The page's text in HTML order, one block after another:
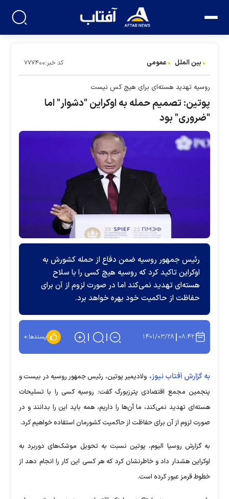
بین الملل عمومی کد خبر:۷۷۷۴۰۰
روسیه تهدید هسته‌ای برای هیچ کس نیست
پوتین: تصمیم حمله به اوکراین "دشوار" اما
"ضروری" بود
رئیس جمهور روسیه ضمن دفاع از حمله کشورش به
اوکراین تاکید کرد که روسیه هیچ کسی را با سلاح
هسته‌ای تهدید نمی‌کند اما در صورت لزوم از آن برای
حفاظت از حاکمیت خود بهره خواهد برد.
۰۸:۴۲ ۱۴۰۱/۰۳/۲۸ پسندها:۰
به گزارش آفتاب نیوز، ولادیمیر پوتین، رئیس جمهور روسیه در بیست و
پنجمین مجمع اقتصادی پترزبورگ گفت: روسیه کسی را با تسلیحات
هسته‌ای تهدید نمی‌کند، ما آن‌ها را داریم، همه باید این را بدانند و در
صورت لزوم از آن برای حفاظت از حاکمیت کشورمان استفاده خواهیم کرد.
به گزارش روسیا الیوم، پوتین نسبت به تحویل موشک‌های دوربرد به
اوکراین هشدار داد و خاطرنشان کرد که هر کسی این کار را انجام دهد از
خطوط قرمز عبور کرده است.